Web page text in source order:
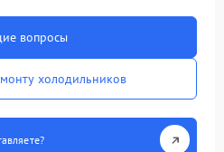
вопросы
холодильников